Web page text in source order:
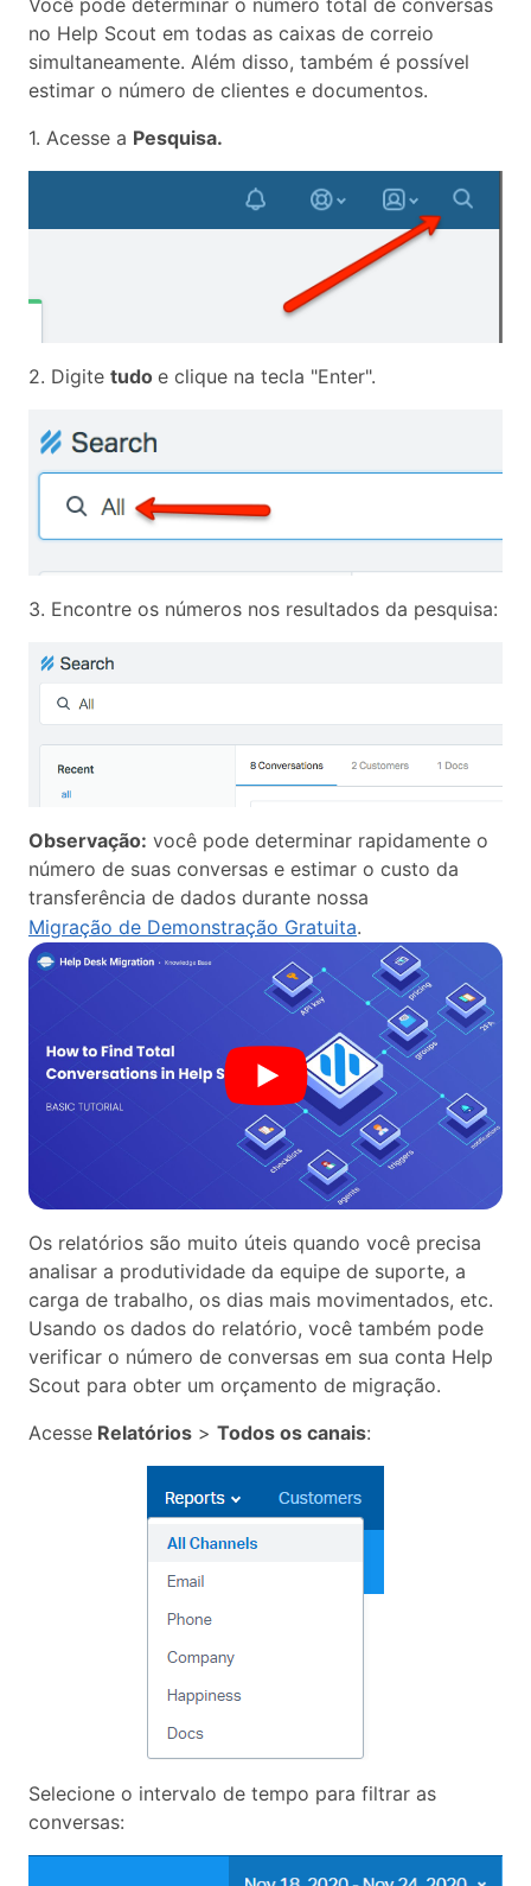
no Help Scout em todas as caixas de correio
simultaneamente. Além disso, também é possível
estimar o número de clientes e documentos.
1. Acesse a Pesquisa.
2. Digite tudo e clique na tecla "Enter".
3. Encontre os números nos resultados da pesquisa:
Observação: você pode determinar rapidamente o
número de suas conversas e estimar o custo da
transferência de dados durante nossa
Migração de Demonstração Gratuita.
Os relatórios são muito úteis quando você precisa
analisar a produtividade da equipe de suporte, a
carga de trabalho, os dias mais movimentados, etc.
Usando os dados do relatório, você também pode
verificar o número de conversas em sua conta Help
Scout para obter um orçamento de migração.
Acesse Relatórios > Todos os canais:
Selecione o intervalo de tempo para filtrar as
conversas: